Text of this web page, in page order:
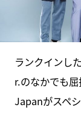
ランクインし
r.のなかでも
Japanがスペ